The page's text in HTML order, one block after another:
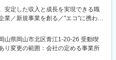
画
をお任せしていきます。マンツーマ
、安心して働ける環境です。まずは
り組みやすい業務からスタートし、
安定した収入と成長を実現できる職
業／新規事業を創る／"エコ"に携わる
に、環境・資源循環型社会の実現に
山県岡山市北区青江1-20-26 受動喫
り変更の範囲：会社の定める事業所